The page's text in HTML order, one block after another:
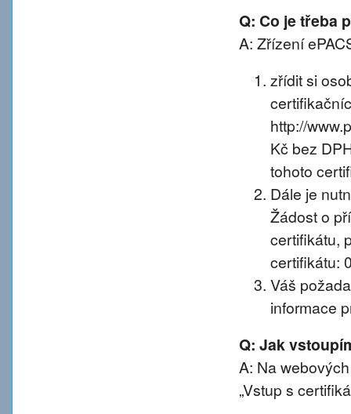
Q: Co je třeba
A: Zřízení
zřídit si
http://
Kč bez
tohoto
Dále je
Žádost o
certifikátu,
certifikátu:
Váš
informace
Q: Jak
A: Na
„Vstup s